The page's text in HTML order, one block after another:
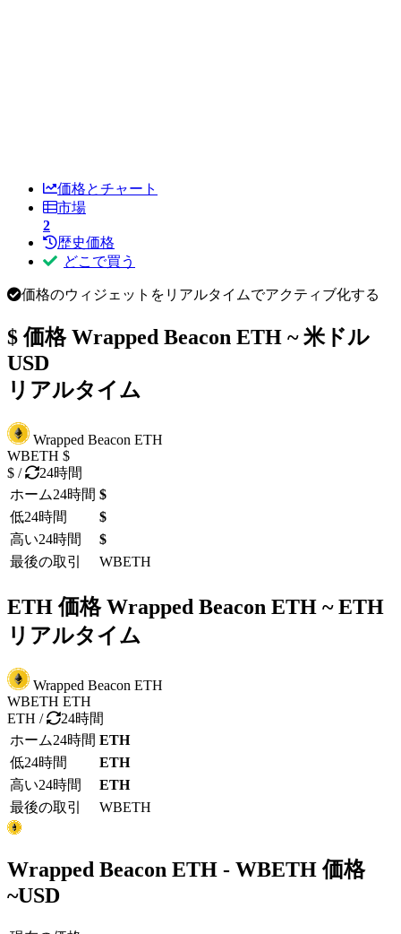
価格とチャート
市場
2
歴史価格
どこで買う
価格のウィジェットをリアルタイムでアクティブ化する
$ 価格Wrapped Beacon ETH ~ 米ドル
USD
リアルタイム
Wrapped Beacon ETH
WBETH $
$ /
24時間
ホーム24時間 $
低24時間
$
高い24時間
$
最後の取引
WBETH
ETH 価格Wrapped Beacon ETH ~ ETH
リアルタイム
Wrapped Beacon ETH
WBETH ETH
ETH /
24時間
ホーム24時間 ETH
低24時間
ETH
高い24時間
ETH
最後の取引
WBETH
Wrapped Beacon ETH - WBETH 価格
~USD